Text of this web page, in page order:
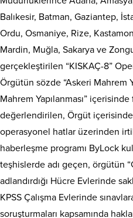
Balıkesir, Batman, Gaziantep,
Ordu, Osmaniye, Rize,
Mardin, Muğla, Sakarya ve
gerçekleştirilen “KISKAÇ-8”
Örgütün sözde “Askeri Mahrem
Mahrem Yapılanması”
değerlendirilen, Örgüt
operasyonel hatlar üzerinden
haberleşme programı ByLock
teşhislerde adı geçen, örgütün
adlandırdığı Hücre Evlerinde
KPSS Çalışma Evlerinde
soruşturmaları kapsamında